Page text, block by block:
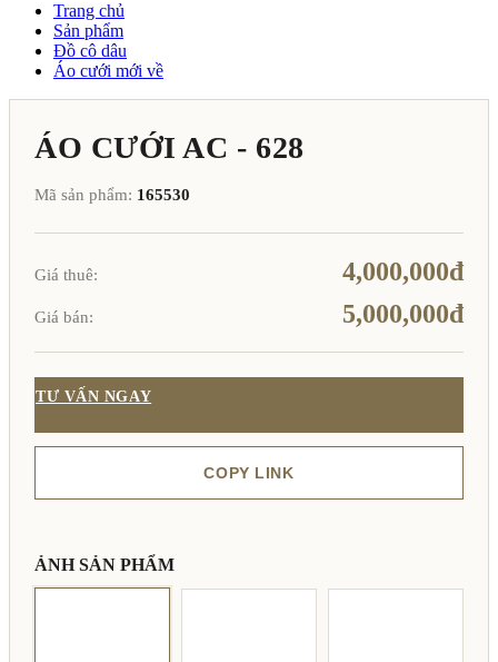
Trang chủ
Sản phẩm
Đồ cô dâu
Áo cưới mới về
ÁO CƯỚI AC - 628
Mã sản phẩm: 165530
Giá thuê: 4,000,000đ
Giá bán: 5,000,000đ
TƯ VẤN NGAY
COPY LINK
ẢNH SẢN PHẨM